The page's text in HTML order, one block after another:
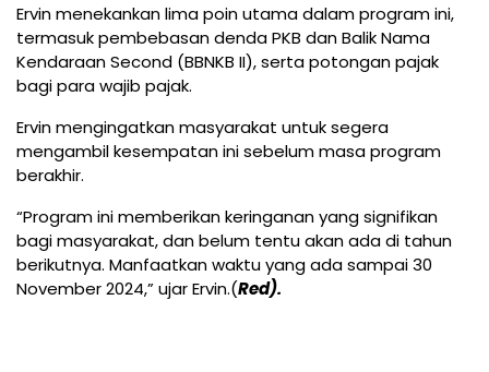
Ervin menekankan lima poin utama dalam program ini,
termasuk pembebasan denda PKB dan Balik Nama
Kendaraan Second (BBNKB II), serta potongan pajak
bagi para wajib pajak.
Ervin mengingatkan masyarakat untuk segera
mengambil kesempatan ini sebelum masa program
berakhir.
“Program ini memberikan keringanan yang signifikan
bagi masyarakat, dan belum tentu akan ada di tahun
berikutnya. Manfaatkan waktu yang ada sampai 30
November 2024,” ujar Ervin.(Red).